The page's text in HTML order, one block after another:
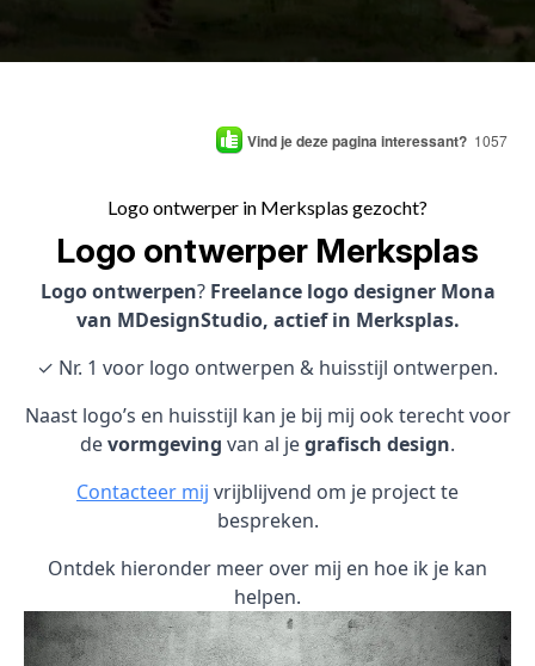
Vind je deze pagina interessant? 1057
Logo ontwerper in Merksplas gezocht?
Logo ontwerper Merksplas
Logo ontwerpen? Freelance logo designer Mona
van MDesignStudio, actief in Merksplas.
✓ Nr. 1 voor logo ontwerpen & huisstijl ontwerpen.
Naast logo’s en huisstijl kan je bij mij ook terecht voor
devormgeving van al jegrafisch design.
Contacteer mij vrijblijvend om je project te
bespreken.
Ontdek hieronder meer over mij en hoe ik je kan
helpen.